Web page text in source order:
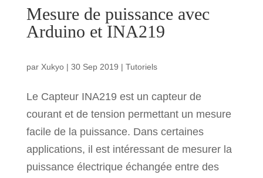
Mesure de puissance avec
Arduino et INA219
par Xukyo| 30 Sep 2019 | Tutoriels
Le Capteur INA219 est un capteur de
courant et de tension permettant un mesure
facile de la puissance. Dans certaines
applications, il est intéressant de mesurer la
puissance électrique échangée entre des